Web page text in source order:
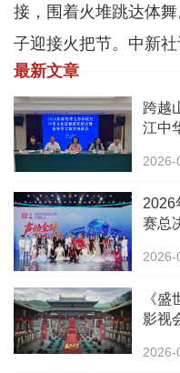
接，围着火堆跳达体
子迎接火把节。中新
最新文章
跨越
江中
2026-
2026
赛总
2026-
《
影视
2026-